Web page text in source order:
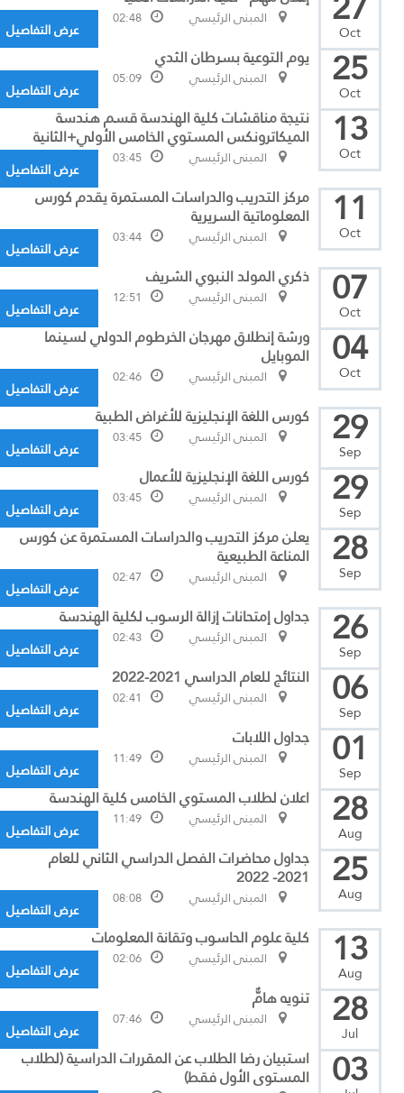
Oct
المبنى الرئيسي 02:48
عرض التفاصيل
25
Oct
يوم التوعية بسرطان الثدي
المبنى الرئيسي 05:09
عرض التفاصيل
13
Oct
نتيجة مناقشات كلية الهندسة قسم هندسة
الميكاترونكس المستوي الخامس الأولي+الثانية
المبنى الرئيسي 03:45
عرض التفاصيل
11
Oct
مركز التدريب والدراسات المستمرة يقدم كورس
المعلوماتية السريرية
المبنى الرئيسي 03:44
عرض التفاصيل
07
Oct
ذكري المولد النبوي الشريف
المبنى الرئيسي 12:51
عرض التفاصيل
04
Oct
ورشة إنطلاق مهرجان الخرطوم الدولي لسينما
الموبايل
المبنى الرئيسي 02:46
عرض التفاصيل
29
Sep
كورس اللغة الإنجليزية للأغراض الطبية
المبنى الرئيسي 03:45
عرض التفاصيل
29
Sep
كورس اللغة الإنجليزية للأعمال
المبنى الرئيسي 03:45
عرض التفاصيل
28
Sep
يعلن مركز التدريب والدراسات المستمرة عن كورس
المناعة الطبيعية
المبنى الرئيسي 02:47
عرض التفاصيل
26
Sep
جداول إمتحانات إزالة الرسوب لكلية الهندسة
المبنى الرئيسي 02:43
عرض التفاصيل
06
Sep
النتائج للعام الدراسي 2021-2022
المبنى الرئيسي 02:41
عرض التفاصيل
01
Sep
جداول اللابات
المبنى الرئيسي 11:49
عرض التفاصيل
28
Aug
اعلان لطلاب المستوي الخامس كلية الهندسة
المبنى الرئيسي 11:49
عرض التفاصيل
25
Aug
جداول محاضرات الفصل الدراسي الثاني للعام
2021- 2022
المبنى الرئيسي 08:08
عرض التفاصيل
13
Aug
كلية علوم الحاسوب وتقانة المعلومات
المبنى الرئيسي 02:06
عرض التفاصيل
28
Jul
تنويه هامٌّ
المبنى الرئيسي 07:46
عرض التفاصيل
03 استبيان رضا الطلاب عن المقررات الدراسية (لطلاب
المستوى الأول فقط)